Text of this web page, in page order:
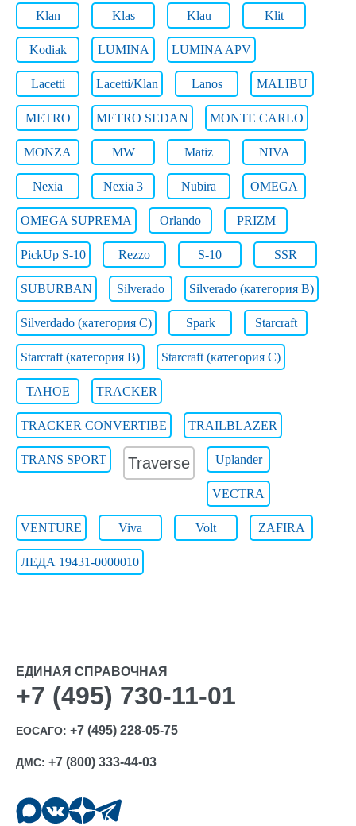
Klan Klas Klau Klit
Kodiak LUMINA LUMINA APV
Lacetti Lacetti/Klan Lanos MALIBU
METRO METRO SEDAN MONTE CARLO
MONZA MW Matiz NIVA
Nexia Nexia 3 Nubira OMEGA
OMEGA SUPREMA Orlando PRIZM
PickUp S-10 Rezzo S-10 SSR
SUBURBAN Silverado Silverado (категория B)
Silverdado (категория C) Spark Starcraft
Starcraft (категория B) Starcraft (категория C)
TAHOE TRACKER
TRACKER CONVERTIBE TRAILBLAZER
TRANS SPORT Traverse Uplander
VECTRA
VENTURE Viva Volt ZAFIRA
ЛЕДА 19431-0000010
ЕДИНАЯ СПРАВОЧНАЯ
+7 (495) 730-11-01
ЕОСАГО: +7 (495) 228-05-75
ДМС: +7 (800) 333-44-03